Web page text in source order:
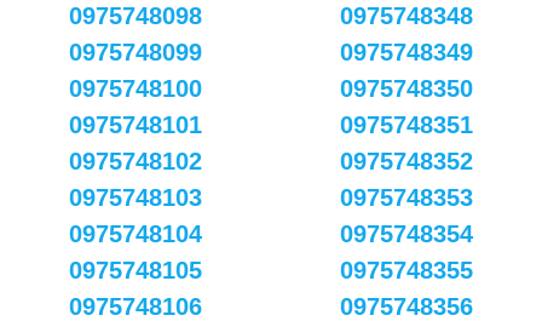
0975748098
0975748099
0975748100
0975748101
0975748102
0975748103
0975748104
0975748105
0975748106
0975748348
0975748349
0975748350
0975748351
0975748352
0975748353
0975748354
0975748355
0975748356